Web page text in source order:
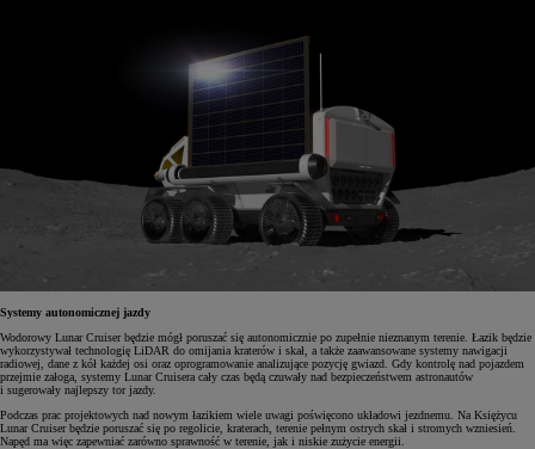
Systemy autonomicznej jazdy
Wodorowy Lunar Cruiser będzie mógł poruszać się autonomicznie po zupełnie nieznanym terenie. Łazik będzie
wykorzystywał technologię LiDAR do omijania kraterów i skał, a także zaawansowane systemy nawigacji
radiowej, dane z kół każdej osi oraz oprogramowanie analizujące pozycję gwiazd. Gdy kontrolę nad pojazdem
przejmie załoga, systemy Lunar Cruisera cały czas będą czuwały nad bezpieczeństwem astronautów
i sugerowały najlepszy tor jazdy.
Podczas prac projektowych nad nowym łazikiem wiele uwagi poświęcono układowi jezdnemu. Na Księżycu
Lunar Cruiser będzie poruszać się po regolicie, kraterach, terenie pełnym ostrych skał i stromych wzniesień.
Napęd ma więc zapewniać zarówno sprawność w terenie, jak i niskie zużycie energii.